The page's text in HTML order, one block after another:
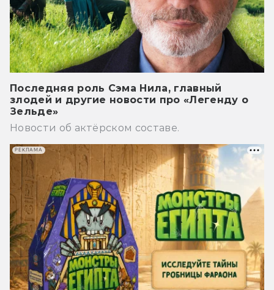
Последняя роль Сэма Нила, главный
злодей и другие новости про «Легенду о
Зельде»
Новости об актёрском составе.
РЕКЛАМА